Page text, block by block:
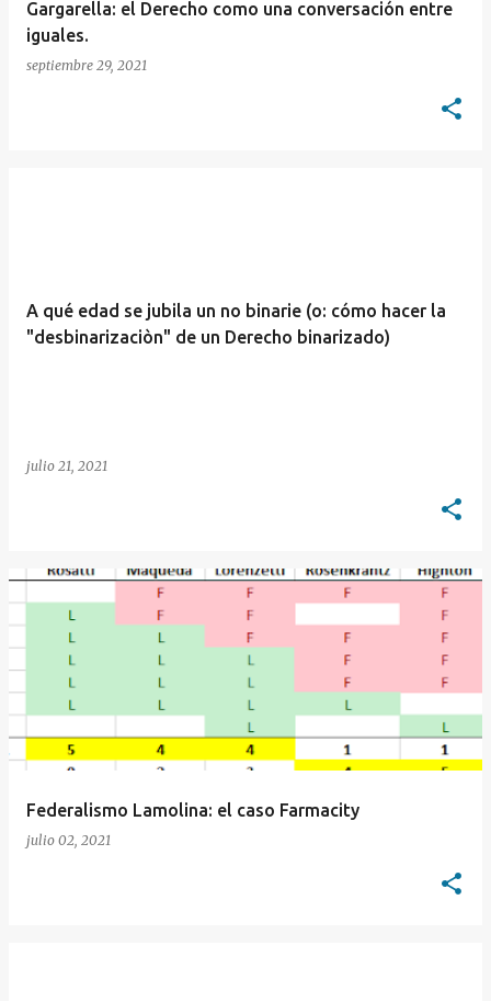
Gargarella: el Derecho como una conversación entre
iguales.
septiembre 29, 2021
A qué edad se jubila un no binarie (o: cómo hacer la
"desbinarizaciòn" de un Derecho binarizado)
julio 21, 2021
Federalismo Lamolina: el caso Farmacity
julio 02, 2021